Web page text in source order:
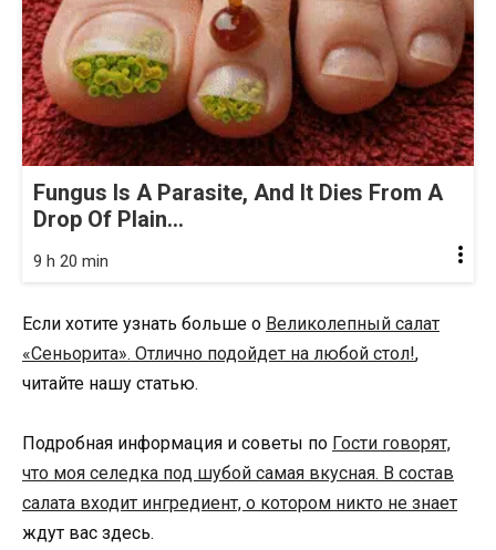
Fungus Is A Parasite, And It Dies From A
Drop Of Plain...
9 h 20 min
Если хотите узнать больше о Великолепный cалат
«Сеньорита». Отлично подойдет на любой стол!,
читайте нашу статью.
Подробная информация и советы по Гости говорят,
что моя селедка под шубой самая вкусная. В состав
салата входит ингредиент, о котором никто не знает
ждут вас здесь.